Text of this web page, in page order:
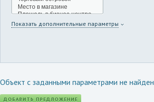
Показать дополнительные параметры
Объект с заданными параметрами не найден
ДОБАВИТЬ ПРЕДЛОЖЕНИЕ